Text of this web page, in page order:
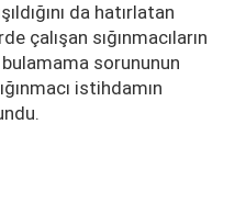
da hatırlatan
çalışan sığınmacıların
bulamama sorununun
istihdamın